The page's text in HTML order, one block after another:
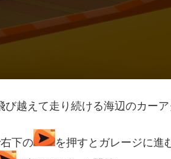
び越えて走り続ける海辺のカーア
下の
を押すとガレージに進